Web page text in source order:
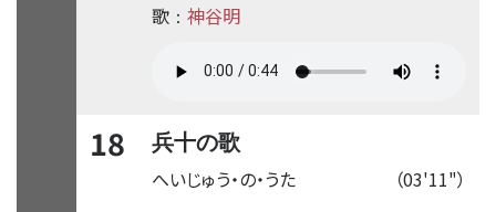
歌 ： 神谷明
18 兵十の歌
（03'11"）
へいじゅう・の・うた